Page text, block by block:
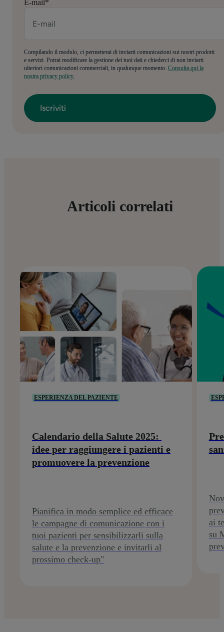
E-mail *
Compilando il modulo, ci permetterai di inviarti comunicazioni sui nostri prodotti
e servizi. Potrai modificare la gestione dei tuoi dati e chiederci di non inviarti
ulteriori comunicazioni commerciali, in qualunque momento. Consulta qui la
nostra privacy policy.
Articoli correlati
ESPERIENZA DEL PAZIENTE
Calendario della Salute 2025:
idee per raggiungere i pazienti e
promuovere la prevenzione
Pianifica in modo semplice ed efficace
le campagne di comunicazione con i
tuoi pazienti per sensibilizzarli sulla
salute e la prevenzione e invitarli al
prossimo check-up"
ai
su